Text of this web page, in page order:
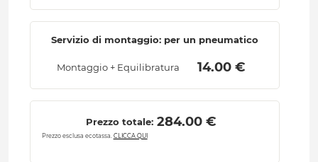
Servizio di montaggio: per un pneumatico
Montaggio + Equilibratura 14.00 €
Prezzo totale: 284.00 €
Prezzo esclusa ecotassa. CLICCA QUI